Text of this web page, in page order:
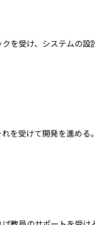
を受け、システムの設
を受けて開発を進める。